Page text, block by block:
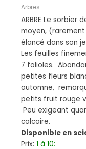
Arbres
ARBRE Le sorbier
moyen,
élancé dans son
Les feuilles
7 folioles.
petites fleurs
automne,
petits fruit rouge
Peu exigeant
calcaire.
Disponible en
Prix:1 à 10: